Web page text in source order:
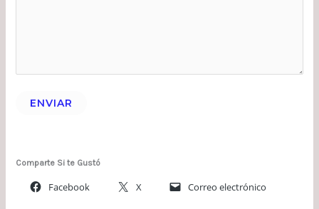
ENVIAR
Comparte Si te Gustó
Facebook X Correo electrónico